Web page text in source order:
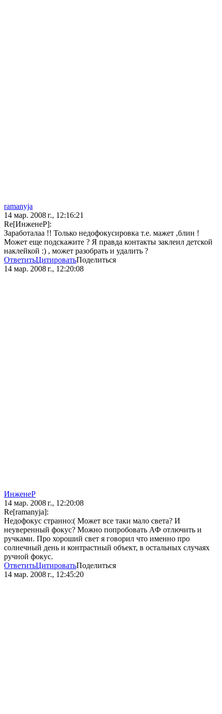
ramanyja
14 мар. 2008 г., 12:16:21
Re[ИнженеР]:
Заработалаа !! Только недофокусировка т.е. мажет ,блин !
Может еще подскажите ? Я правда контакты заклеил детской
наклейкой :) , может разобрать и удалить ?
ОтветитьЦитироватьПоделиться
14 мар. 2008 г., 12:20:08
ИнженеР
14 мар. 2008 г., 12:20:08
Re[ramanyja]:
Недофокус странно:( Может все таки мало света? И
неуверенный фокус? Можно попробовать АФ отлючить и
ручками. Про хороший свет я говорил что именно про
солнечный день и контрастный объект, в остальных случаях
ручной фокус.
ОтветитьЦитироватьПоделиться
14 мар. 2008 г., 12:45:20